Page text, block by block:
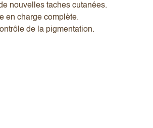
nouvelles taches cutanées.
en charge complète.
de la pigmentation.